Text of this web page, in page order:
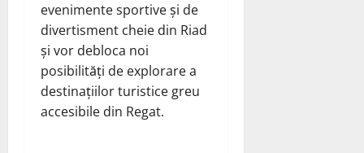
evenimente sportive și de
divertisment cheie din Riad
și vor debloca noi
posibilități de explorare a
destinațiilor turistice greu
accesibile din Regat.